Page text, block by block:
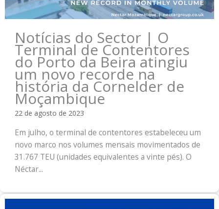
Notícias do Sector | O
Terminal de Contentores
do Porto da Beira atingiu
um novo recorde na
história da Cornelder de
Moçambique
22 de agosto de 2023
Em julho, o terminal de contentores estabeleceu um
novo marco nos volumes mensais movimentados de
31.767 TEU (unidades equivalentes a vinte pés). O
Néctar...